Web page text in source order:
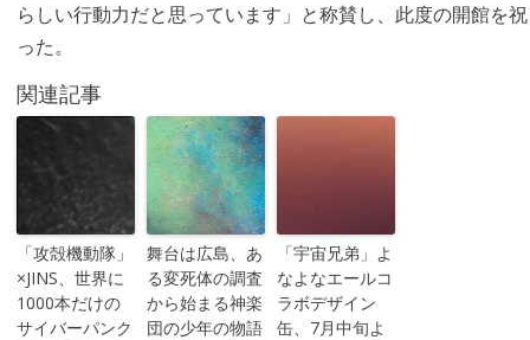
らしい行動力だと思っています」と称賛し、此度の開館を祝
った。
関連記事
「攻殻機動隊」
×JINS、世界に
1000本だけの
サイバーパンク
舞台は広島、あ
る変死体の調査
から始まる神楽
団の少年の物語
「宇宙兄弟」よ
なよなエールコ
ラボデザイン
缶、7月中旬よ